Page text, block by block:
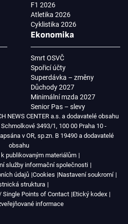
F1 2026
Atletika 2026
Cyklistika 2026
Ekonomika
Smrt OSVČ
Spořicí účty
Superdávka – změny
Důchody 2027
Minimální mzda 2027
Senior Pas – slevy
NEWS CENTER a.s. a dodavatelé obsahu
3493/1, 100 00 Praha 10 -
v OR, sp.zn. B 19490 a dodavatelé
obsahu
publikovaným materiálům
služby informační společnosti
údajů Cookies Nastavení soukromí
struktura
Points of Contact Etický kodex
informace